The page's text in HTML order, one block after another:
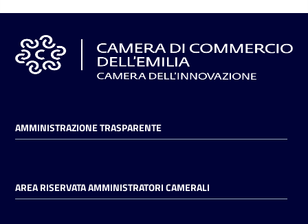
Tutelare
l'Impresa
in
digitale
AMMINISTRAZIONE TRASPARENTE
AREA RISERVATA AMMINISTRATORI CAMERALI